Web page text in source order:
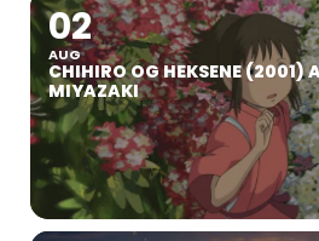
02
AUG
CHIHIRO OG HEKSENE (2001)
MIYAZAKI